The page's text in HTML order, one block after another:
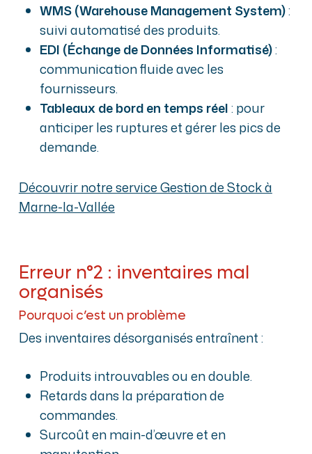
WMS (Warehouse Management System):
suivi automatisé des produits.
EDI (Échange de Données Informatisé):
communication fluide avec les
fournisseurs.
Tableaux de bord en temps réel: pour
anticiper les ruptures et gérer les pics de
demande.
Découvrir notre service Gestion de Stock à
Marne-la-Vallée
Erreur n°2 : inventaires mal
organisés
Pourquoi c’est un problème
Des inventaires désorganisés entraînent :
Produits introuvables ou en double.
Retards dans la préparation de
commandes.
Surcoût en main-d’œuvre et en